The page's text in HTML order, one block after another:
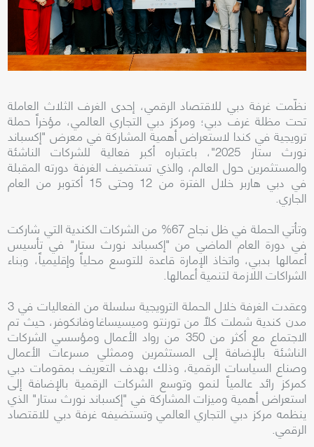
نظّمت غرفة دبي للاقتصاد الرقمي، إحدى الغرف الثلاث العاملة
تحت مظلة غرف دبي؛ ومركز دبي التجاري العالمي، مؤخراً حملة
ترويجية في كندا لاستعراض أهمية المشاركة في معرض "إكسباند
نورث ستار 2025"، باعتباره أكبر فعالية للشركات الناشئة
والمستثمرين حول العالم، والذي تستضيف الغرفة دورته المقبلة
في دبي هاربر خلال الفترة من 12 وحتى 15 أكتوبر من العام
الجاري.
وتأتي الحملة في ظل نجاح 67% من الشركات الكندية التي شاركت
في دورة العام الماضي من "إكسباند نورث ستار" في تأسيس
أعمالها بدبي، واتخاذ الإمارة قاعدة للتوسع محلياً وإقليمياً، وبناء
الشراكات اللازمة لتنمية أعمالها.
وعقدت الغرفة خلال الحملة الترويجية سلسلة من الفعاليات في 3
مدن كندية شملت كلاً من تورنتو وميسيساغا وفانكوفر، حيث تم
الاجتماع مع أكثر من 350 من رواد الأعمال ومؤسسي الشركات
الناشئة بالإضافة إلى المستثمرين وممثلي مسرعات الأعمال
وصناع السياسات الرقمية، وذلك بهدف التعريف بمقومات دبي
كمركز رائد عالمياً لنمو وتوسع الشركات الرقمية بالإضافة إلى
استعراض أهمية وميزات المشاركة في "إكسباند نورث ستار" الذي
ينظمه مركز دبي التجاري العالمي وتستضيفه غرفة دبي للاقتصاد
الرقمي.